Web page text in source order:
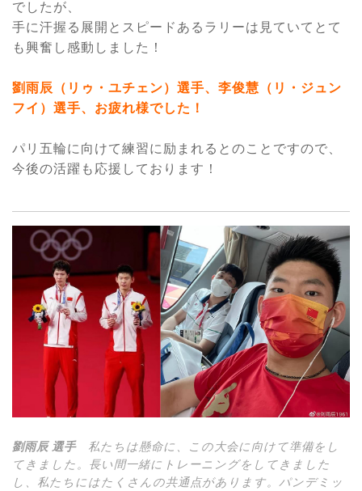
でしたが、
手に汗握る展開とスピードあるラリーは見ていてとて
も興奮し感動しました！
劉雨辰（リゥ・ユチェン）選手、李俊慧（リ・ジュン
フイ）選手、お疲れ様でした！
パリ五輪に向けて練習に励まれるとのことですので、
今後の活躍も応援しております！
劉雨辰 選手私たちは懸命に、この大会に向けて準備をし
てきました。長い間一緒にトレーニングをしてきました
し、私たちにはたくさんの共通点があります。パンデミッ